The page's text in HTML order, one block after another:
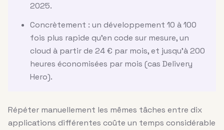
2025.
Concrètement : un développement 10 à 100
fois plus rapide qu'en code sur mesure, un
cloud à partir de 24 € par mois, et jusqu'à 200
heures économisées par mois (cas Delivery
Hero).
Répéter manuellement les mêmes tâches entre dix
applications différentes coûte un temps considérable